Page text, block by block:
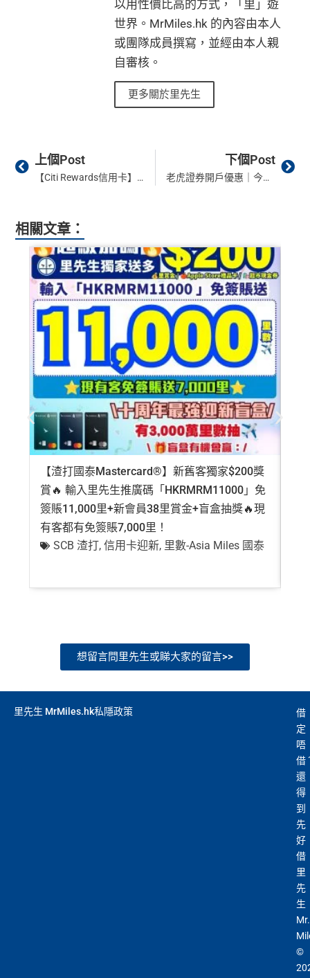
以用性價比高的方式，「里」遊
世界。MrMiles.hk 的內容由本人
或團隊成員撰寫，並經由本人親
自審核。
更多關於里先生
Prev
上個Post
【Citi Rewards信用卡】2026 迎新送 HK$1,600現金回贈！享高達3%積分回贈(8.1x/$1.85=1里)可換Asia Miles/Avios都得
下個Post
老虎證券開戶優惠｜今期迎新送里先生額外高達538里賞金#＋高達HK$2,588迎新獎賞！
相關文章：
【渣打國泰Mastercard®】新舊客獨家$200獎
賞🔥 輸入里先生推廣碼「HKRMRM11000」免
簽賬11,000里+新會員38里賞金+盲盒抽獎🔥現
有客都有免簽賬7,000里！
SCB 渣打,信用卡迎新, 里數-Asia Miles 國泰
想留言問里先生或睇大家的留言>>
里先生 MrMiles.hk私隱政策
借
定
唔
借
還
得
到
先
好
借
里
先
生
Mr.
©